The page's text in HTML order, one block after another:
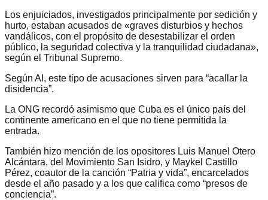
Los enjuiciados, investigados principalmente por sedición y
hurto, estaban acusados de «graves disturbios y hechos
vandálicos, con el propósito de desestabilizar el orden
público, la seguridad colectiva y la tranquilidad ciudadana»,
según el Tribunal Supremo.
Según AI, este tipo de acusaciones sirven para “acallar la
disidencia”.
La ONG recordó asimismo que Cuba es el único país del
continente americano en el que no tiene permitida la
entrada.
También hizo mención de los opositores Luis Manuel Otero
Alcántara, del Movimiento San Isidro, y Maykel Castillo
Pérez, coautor de la canción “Patria y vida”, encarcelados
desde el año pasado y a los que califica como “presos de
conciencia”.